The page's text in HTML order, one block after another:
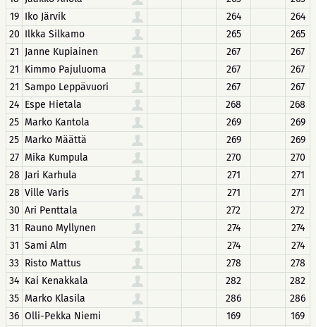
19 Iko Järvik 264
264
20 Ilkka Silkamo 265
265
21 Janne Kupiainen 267
267
21 Kimmo Pajuluoma 267
267
21 Sampo Leppävuori 267
267
24 Espe Hietala 268
268
25 Marko Kantola 269
269
25 Marko Määttä 269
269
27 Mika Kumpula 270
270
28 Jari Karhula 271
271
28 Ville Varis 271
271
30 Ari Penttala 272
272
31 Rauno Myllynen 274
274
31 Sami Alm 274
274
33 Risto Mattus 278
278
34 Kai Kenakkala 282
282
35 Marko Klasila 286
286
36 Olli-Pekka Niemi 169
169